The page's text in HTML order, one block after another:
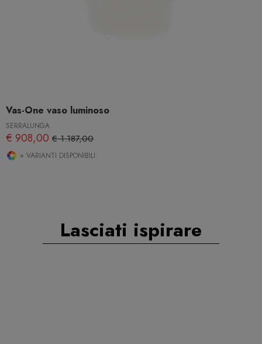
Vas-One vaso luminoso
SERRALUNGA
€ 908,00 € 1.187,00
+ VARIANTI DISPONIBILI
Lasciati ispirare